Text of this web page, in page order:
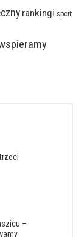
rankingi sport
–